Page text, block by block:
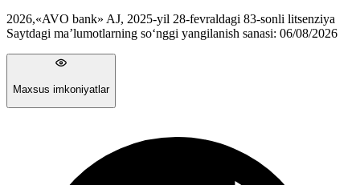
2026,«AVO bank» AJ, 2025-yil 28-fevraldagi 83-sonli litsenziya
Saytdagi ma’lumotlarning so‘nggi yangilanish sanasi: 06/08/2026
Maxsus imkoniyatlar